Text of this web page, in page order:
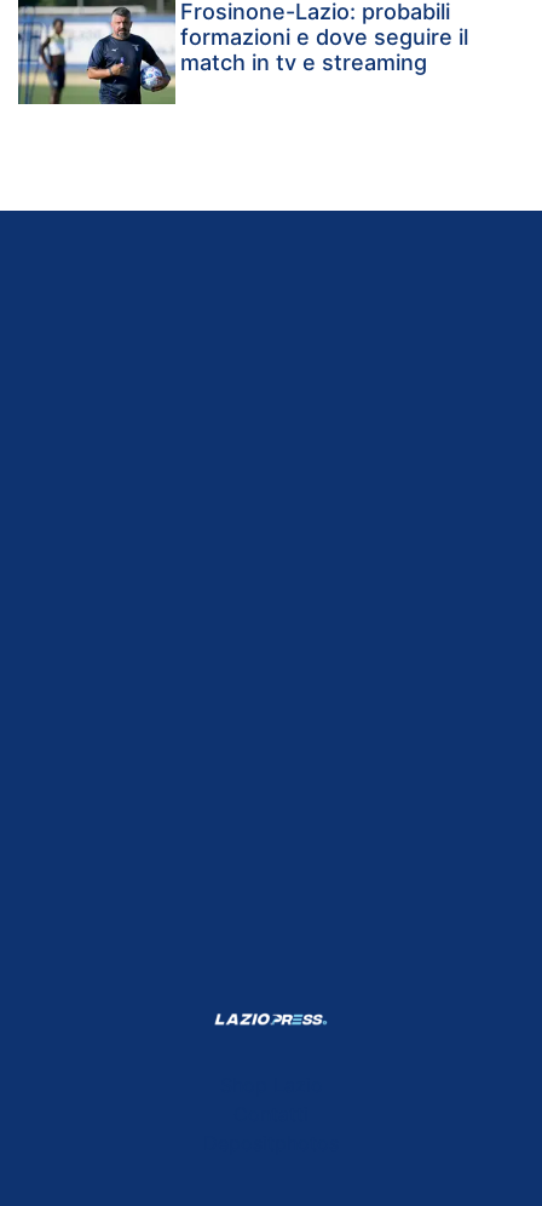
Frosinone-Lazio: probabili
formazioni e dove seguire il
match in tv e streaming